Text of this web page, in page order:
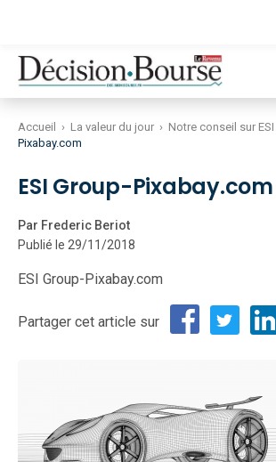
Accueil › La valeur du jour › Notre conseil sur
Pixabay.com
ESI Group-Pixabay.com
Par Frederic Beriot
Publié le 29/11/2018
ESI Group-Pixabay.com
Partager cet article sur